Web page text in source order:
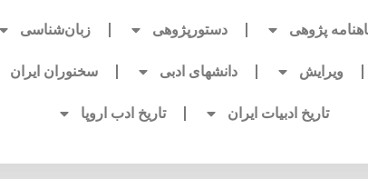
پژوهی دستورپژوهی زبان‌شناسی
ویرایش دانشهای ادبی سخنوران ایران
تاریخ ادبیات ایران تاریخ ادب اروپا